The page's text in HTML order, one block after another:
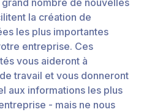
la création de
les plus importantes
entreprise. Ces
vous aideront à
travail et vous donneront
aux informations les plus
- mais ne nous